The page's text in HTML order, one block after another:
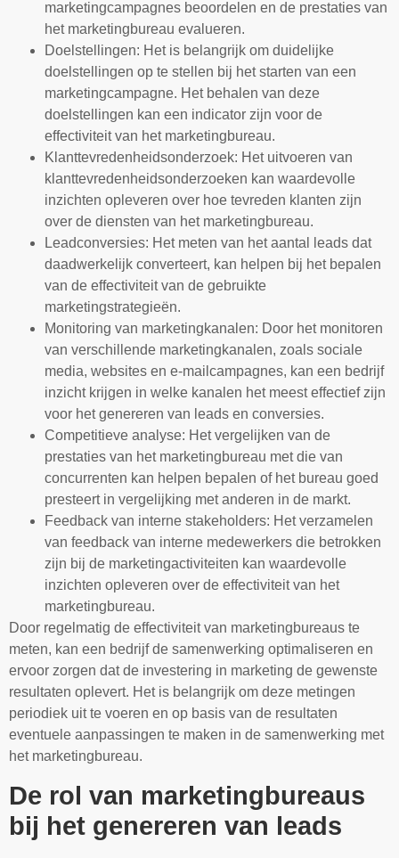
marketingcampagnes beoordelen en de prestaties van
het marketingbureau evalueren.
Doelstellingen: Het is belangrijk om duidelijke
doelstellingen op te stellen bij het starten van een
marketingcampagne. Het behalen van deze
doelstellingen kan een indicator zijn voor de
effectiviteit van het marketingbureau.
Klanttevredenheidsonderzoek: Het uitvoeren van
klanttevredenheidsonderzoeken kan waardevolle
inzichten opleveren over hoe tevreden klanten zijn
over de diensten van het marketingbureau.
Leadconversies: Het meten van het aantal leads dat
daadwerkelijk converteert, kan helpen bij het bepalen
van de effectiviteit van de gebruikte
marketingstrategieën.
Monitoring van marketingkanalen: Door het monitoren
van verschillende marketingkanalen, zoals sociale
media, websites en e-mailcampagnes, kan een bedrijf
inzicht krijgen in welke kanalen het meest effectief zijn
voor het genereren van leads en conversies.
Competitieve analyse: Het vergelijken van de
prestaties van het marketingbureau met die van
concurrenten kan helpen bepalen of het bureau goed
presteert in vergelijking met anderen in de markt.
Feedback van interne stakeholders: Het verzamelen
van feedback van interne medewerkers die betrokken
zijn bij de marketingactiviteiten kan waardevolle
inzichten opleveren over de effectiviteit van het
marketingbureau.
Door regelmatig de effectiviteit van marketingbureaus te
meten, kan een bedrijf de samenwerking optimaliseren en
ervoor zorgen dat de investering in marketing de gewenste
resultaten oplevert. Het is belangrijk om deze metingen
periodiek uit te voeren en op basis van de resultaten
eventuele aanpassingen te maken in de samenwerking met
het marketingbureau.
De rol van marketingbureaus
bij het genereren van leads